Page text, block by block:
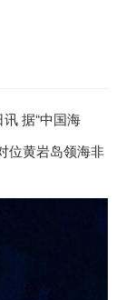
据“中国海
位黄岩岛领海非